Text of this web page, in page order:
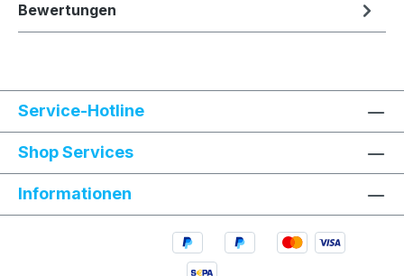
Bewertungen
Service-Hotline
Shop Services
Informationen